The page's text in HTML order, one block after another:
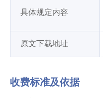
具体规定内容
原文下载地址
收费标准及依据